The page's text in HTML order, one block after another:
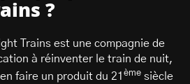
?
Trains est une compagnie de
à réinventer le train de nuit,
faire un produit du 21 ème siècle